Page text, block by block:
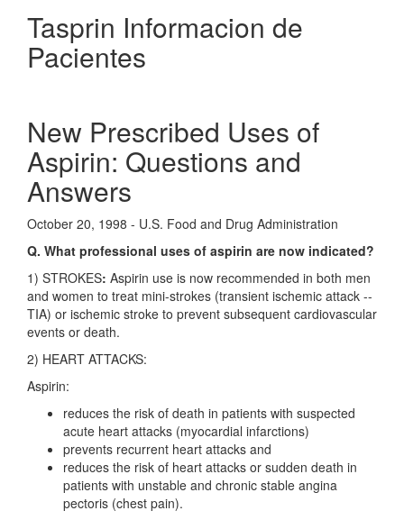
Tasprin Informacion de
Pacientes
New Prescribed Uses of
Aspirin: Questions and
Answers
October 20, 1998 - U.S. Food and Drug Administration
Q. What professional uses of aspirin are now indicated?
1) STROKES: Aspirin use is now recommended in both men
and women to treat mini-strokes (transient ischemic attack --
TIA) or ischemic stroke to prevent subsequent cardiovascular
events or death.
2) HEART ATTACKS:
Aspirin:
reduces the risk of death in patients with suspected
acute heart attacks (myocardial infarctions)
prevents recurrent heart attacks and
reduces the risk of heart attacks or sudden death in
patients with unstable and chronic stable angina
pectoris (chest pain).